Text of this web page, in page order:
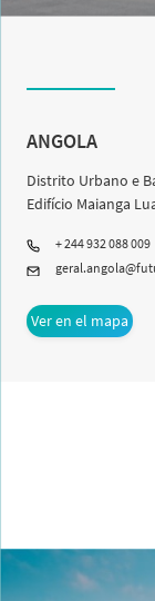
ANGOLA
Distrito Urbano e
Edifício Maianga
+ 244 932 088 009
Ver en el mapa